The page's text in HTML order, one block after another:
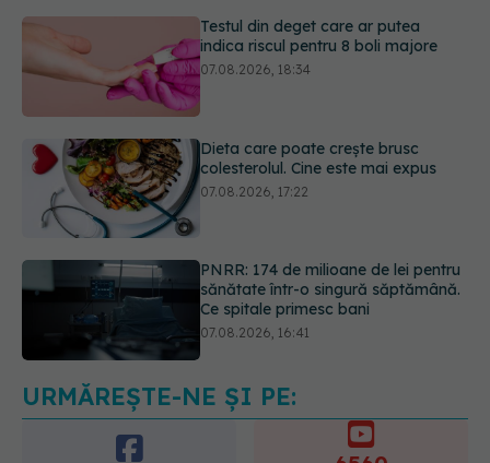
Dieta care poate crește brusc
colesterolul. Cine este mai expus
PNRR: 174 de milioane de lei pentru
sănătate într-o singură săptămână.
Ce spune culoarea ta preferată
despre vârsta pe care o ai. Care
este "codul cromatic" al generațiilor
URMĂREȘTE-NE ȘI PE: